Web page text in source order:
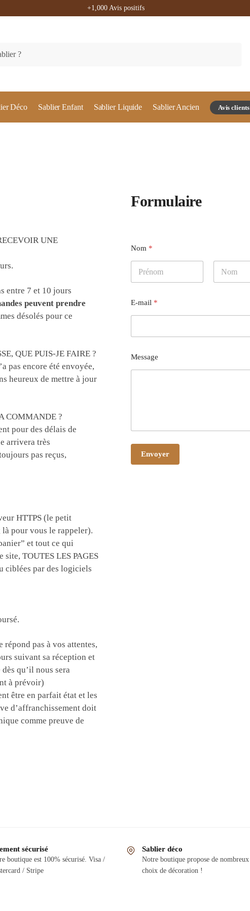
+1,000 Avis positifs
Déco Sablier Enfant Sablier Liquide Sablier Ancien Avis clients
UNE
entre 7 et 10 jours
peuvent prendre
désolés pour ce
QUE PUIS-JE FAIRE ?
pas encore été envoyée,
heureux de mettre à jour
COMMANDE ?
pour des délais de
arrivera très
pas reçus,
HTTPS (le petit
là pour vous le rappeler).
et tout ce qui
site, TOUTES LES PAGES
ciblées par des logiciels
pas à vos attentes,
suivant sa réception et
qu’il nous sera
à prévoir)
être en parfait état et les
d’affranchissement doit
comme preuve de
Formulaire
Nom *
E-mail *
Message
Envoyer
sécurisé
boutique est 100% sécurisé. Visa /
/ Stripe
Sablier déco
Notre boutique propose de nombreux
choix de décoration !